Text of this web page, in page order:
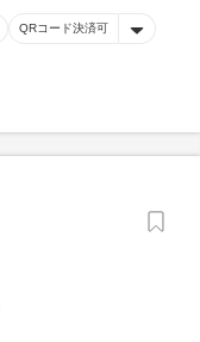
QRコード決済可